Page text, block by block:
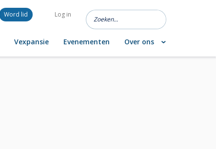
Word lid Log in
Vexpansie Evenementen Over ons